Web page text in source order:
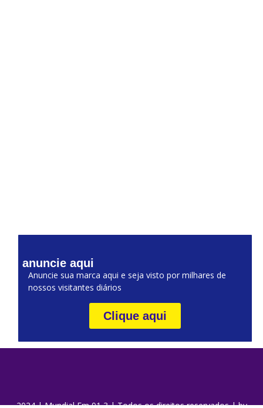
anuncie aqui
Anuncie sua marca aqui e seja visto por milhares de
nossos visitantes diários
Clique aqui
2024 | Mundial Fm 91,3 | Todos os direitos reservados | by